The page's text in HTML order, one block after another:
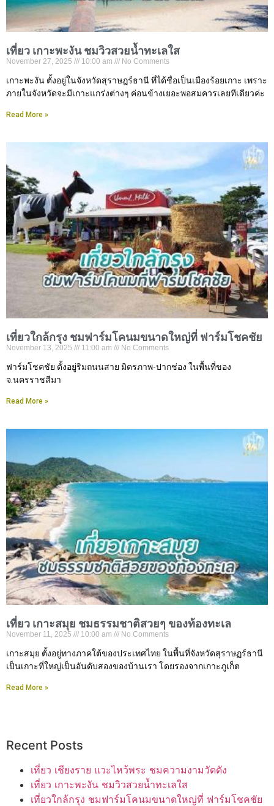
เที่ยว เกาะพะงัน ชมวิวสวยน้ำทะเลใส
November 27, 2025 10:00 am No Comments
เกาะพะงัน ตั้งอยู่ในจังหวัดสุราษฎร์ธานี ที่ได้ชื่อเป็นเมืองร้อยเกาะ เพราะ
ภายในจังหวัดจะมีเกาะแกร่งต่างๆ ค่อนข้างเยอะพอสมควรเลยทีเดียวค่ะ
Read More »
เที่ยวใกล้กรุง ชมฟาร์มโคนมขนาดใหญ่ที่ ฟาร์มโชคชัย
November 13, 2025 11:00 am No Comments
ฟาร์มโชคชัย ตั้งอยู่ริมถนนสาย มิตรภาพ-ปากช่อง ในพื้นที่ของ
จ.นครราชสีมา
Read More »
เที่ยว เกาะสมุย ชมธรรมชาติสวยๆ ของท้องทะเล
November 11, 2025 10:00 am No Comments
เกาะสมุย ตั้งอยู่ทางภาคใต้ของประเทศไทย ในพื้นที่จังหวัดสุราษฏร์ธานี
เป็นเกาะที่ใหญ่เป็นอันดับสองของบ้านเรา โดยรองจากเกาะภูเก็ต
Read More »
Recent Posts
เที่ยว เชียงราย แวะไหว้พระ ชมความงามวัดดัง
เที่ยว เกาะพะงัน ชมวิวสวยน้ำทะเลใส
เที่ยวใกล้กรุง ชมฟาร์มโคนมขนาดใหญ่ที่ ฟาร์มโชคชัย